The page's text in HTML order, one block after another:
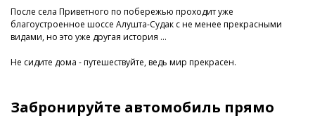
После села Приветного по побережью проходит уже
благоустроенное шоссе Алушта-Судак с не менее прекрасными
видами, но это уже другая история …
Не сидите дома - путешествуйте, ведь мир прекрасен.
Забронируйте автомобиль прямо